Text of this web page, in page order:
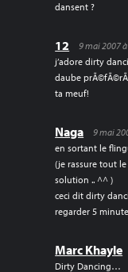
dansent ?
12
9 mai 2007
j’adore dirty
daube
ta meuf!
Naga
9 mai
en sortant le
(je rassure tout le
solution .. ^^ )
ceci dit dirty
regarder 5
Marc Khayle
Dirty Dancing…